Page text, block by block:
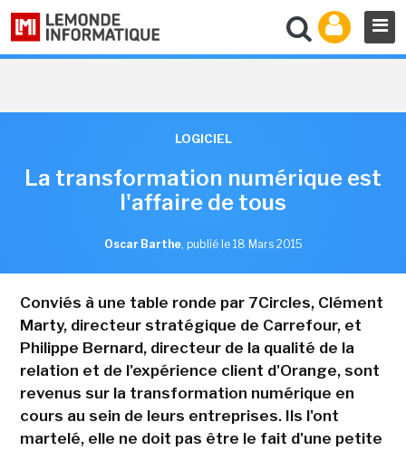
LOGICIEL
La transformation numérique est
l'affaire de tous
Oscar Barthe, publié le 18 Mars 2015
Conviés à une table ronde par 7Circles, Clément
Marty, directeur stratégique de Carrefour, et
Philippe Bernard, directeur de la qualité de la
relation et de l'expérience client d'Orange, sont
revenus sur la transformation numérique en
cours au sein de leurs entreprises. Ils l'ont
martelé, elle ne doit pas être le fait d'une petite